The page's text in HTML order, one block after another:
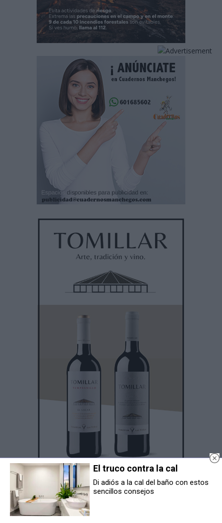
El truco contra la cal
Di adiós a la cal del baño con estos
sencillos consejos